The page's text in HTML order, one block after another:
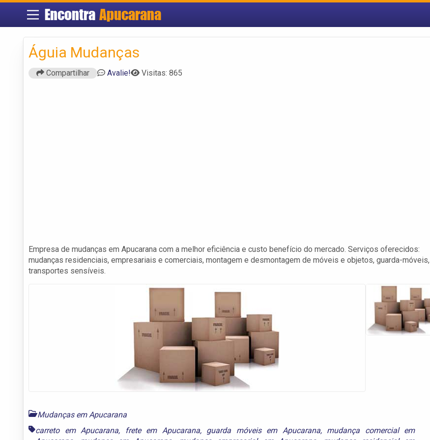
Encontra Apucarana
Águia Mudanças
Compartilhar Avalie! Visitas: 865
Empresa de mudanças em Apucarana com a melhor eficiência e custo benefício do mercado. Serviços oferecidos:
mudanças residenciais, empresariais e comerciais, montagem e desmontagem de móveis e objetos, guarda-móveis,
transportes sensíveis.
Mudanças em Apucarana
carreto em Apucarana, frete em Apucarana, guarda móveis em Apucarana, mudança comercial em